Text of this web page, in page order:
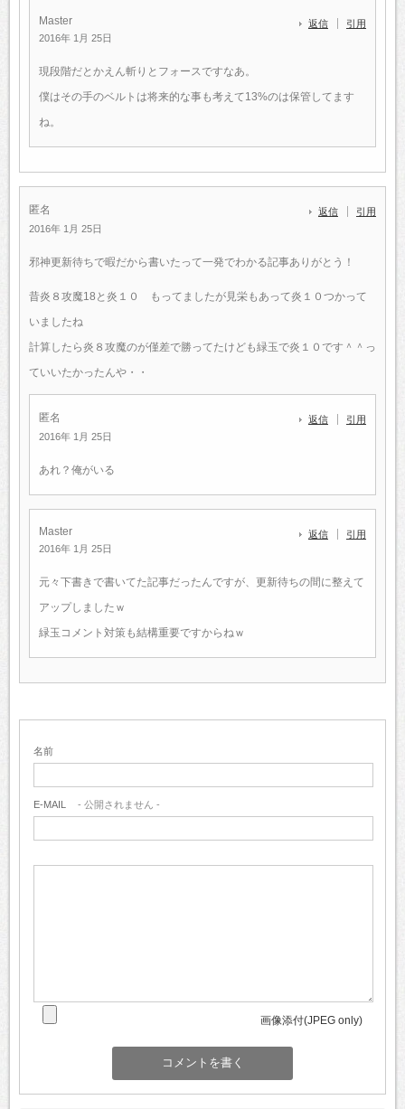
Master
2016年 1月 25日
返信 引用
現段階だとかえん斬りとフォースですなあ。
僕はその手のベルトは将来的な事も考えて13%のは保管してます
ね。
匿名
2016年 1月 25日
返信 引用
邪神更新待ちで暇だから書いたって一発でわかる記事ありがとう！
昔炎８攻魔18と炎１０ もってましたが見栄もあって炎１０つかって
いましたね
計算したら炎８攻魔のが僅差で勝ってたけども緑玉で炎１０です＾＾っ
ていいたかったんや・・
匿名
2016年 1月 25日
返信 引用
あれ？俺がいる
Master
2016年 1月 25日
返信 引用
元々下書きで書いてた記事だったんですが、更新待ちの間に整えて
アップしましたｗ
緑玉コメント対策も結構重要ですからねｗ
名前
E-MAIL - 公開されません -
画像添付(JPEG only)